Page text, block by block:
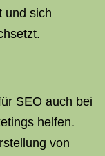
und sich
SEO auch bei
helfen.
von